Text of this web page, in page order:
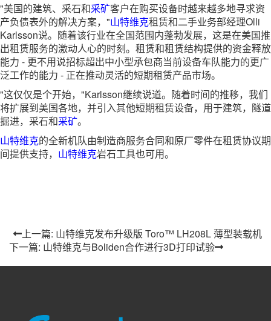
"美国的建筑、采石和采矿客户在购买设备时越来越多地寻求资
产负债表外的解决方案，"山特维克租赁和二手业务部经理Olli
Karlsson说。随着该行业在全国范围内蓬勃发展，这是在美国推
出租赁服务的激动人心的时刻。租赁和租赁结构提供的资金释放
能力 - 更不用说招标超出中小型承包商当前设备车队能力的更广
泛工作的能力 - 正在推动灵活的短期租赁产品市场。
"这仅仅是个开始，"Karlsson继续说道。随着时间的推移，我们
将扩展到美国各地，并引入其他短期租赁设备，用于建筑，隧道
掘进，采石和采矿。
山特维克的全新机队由制造商服务合同和原厂零件在租赁协议期
间提供支持， 山特维克岩石工具也可用。
上一篇: 山特维克发布升级版 Toro™ LH208L 薄型装载机
下一篇: 山特维克与Boliden合作进行3D打印试验